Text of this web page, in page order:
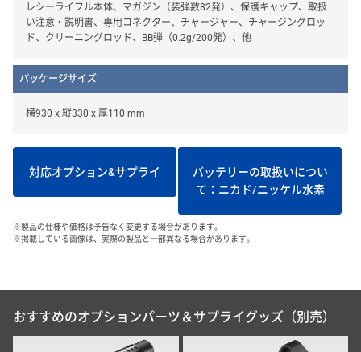
レシーライフル本体、マガジン（装弾数82発）、保護キャップ、取扱
い注意・説明書、専用コネクター、チャージャー、チャージングロッ
ド、クリーニングロッド、BB弾（0.2g/200発）、他
パッケージサイズ
横930 x 縦330 x 厚110 mm
対応オプション&サプライ
バッテリーの取扱いについ
て：ニカド/ニッケル水素
※製品の仕様や価格は予告なく変更する場合があります。
※掲載している画像は、実際の製品と一部異なる場合があります。
おすすめのオプションパーツ＆サプライグッズ（別売）